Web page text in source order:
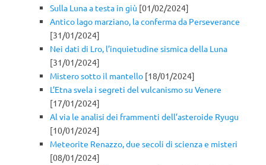
Sulla Luna a testa in giù [01/02/2024]
Antico lago marziano, la conferma da Perseverance
[31/01/2024]
Nei dati di Lro, l’inquietudine sismica della Luna
[31/01/2024]
Mistero sotto il mantello [18/01/2024]
L’Etna svela i segreti del vulcanismo su Venere
[17/01/2024]
Al via le analisi dei frammenti dell’asteroide Ryugu
[10/01/2024]
Meteorite Renazzo, due secoli di scienza e misteri
[08/01/2024]